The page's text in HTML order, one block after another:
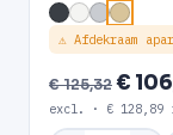
⚠ Afdekraam
€ 125,32€
excl. · € 128,89